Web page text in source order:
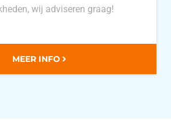
wij adviseren graag!
MEER INFO